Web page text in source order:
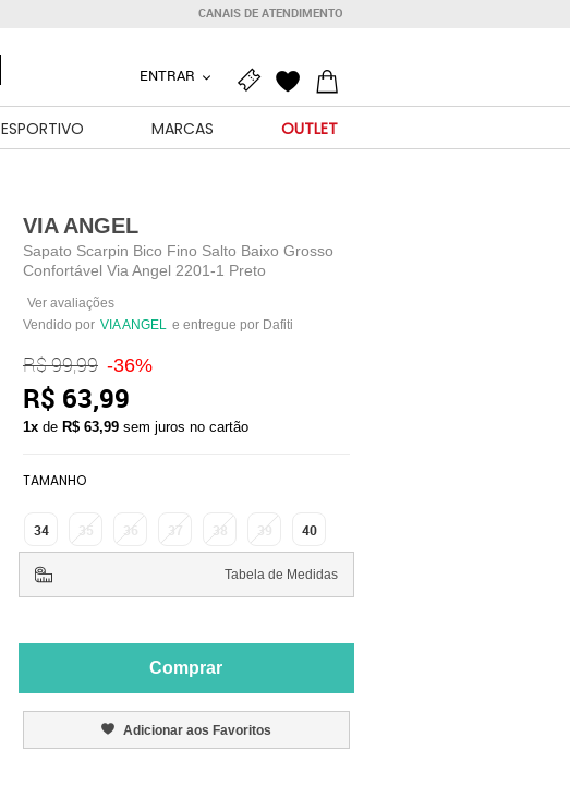
CANAIS DE ATENDIMENTO
ENTRAR
ESPORTIVO MARCAS OUTLET
VIA ANGEL
Sapato Scarpin Bico Fino Salto Baixo Grosso
Confortável Via Angel 2201-1 Preto
Ver avaliações
Vendido por VIA ANGEL e entregue por Dafiti
R$ 99,99 -36%
R$ 63,99
1xde R$ 63,99 sem juros no cartão
TAMANHO
34 40
Tabela de Medidas
Comprar
Adicionar aos Favoritos